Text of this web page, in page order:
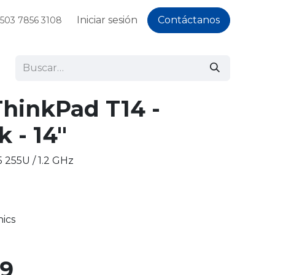
7856 3108 Iniciar sesión Contáctanos
T14 -
- 14"
/ 1.2 GHz